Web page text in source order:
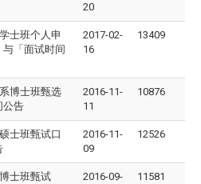
20
士班个人申
「面试时间
2017-02-
16
13409
博士班甄选
公告
2016-11-
11
10876
士班甄试口
2016-11-
09
12526
士班甄试
2016-09-
11581